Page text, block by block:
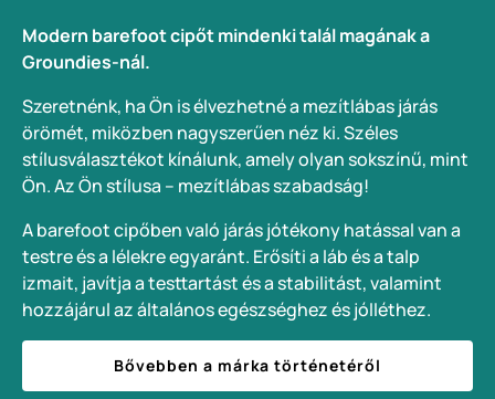
Modern barefoot cipőt mindenki talál magának a
Groundies-nál.
Szeretnénk, ha Ön is élvezhetné a mezítlábas járás
örömét, miközben nagyszerűen néz ki. Széles
stílusválasztékot kínálunk, amely olyan sokszínű, mint
Ön. Az Ön stílusa – mezítlábas szabadság!
A barefoot cipőben való járás jótékony hatással van a
testre és a lélekre egyaránt. Erősíti a láb és a talp
izmait, javítja a testtartást és a stabilitást, valamint
hozzájárul az általános egészséghez és jólléthez.
Bővebben a márka történetéről